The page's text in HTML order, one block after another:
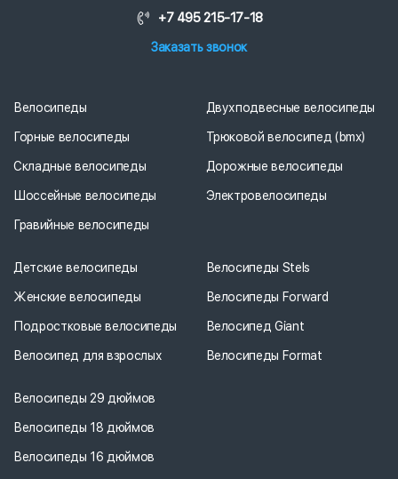
+7 495 215-17-18
Заказать звонок
Велосипеды
Горные велосипеды
Складные велосипеды
Шоссейные велосипеды
Гравийные велосипеды
Двухподвесные велосипеды
Трюковой велосипед (bmx)
Дорожные велосипеды
Электровелосипеды
Детские велосипеды
Женские велосипеды
Подростковые велосипеды
Велосипед для взрослых
Велосипеды Stels
Велосипеды Forward
Велосипед Giant
Велосипеды Format
Велосипеды 29 дюймов
Велосипеды 18 дюймов
Велосипеды 16 дюймов